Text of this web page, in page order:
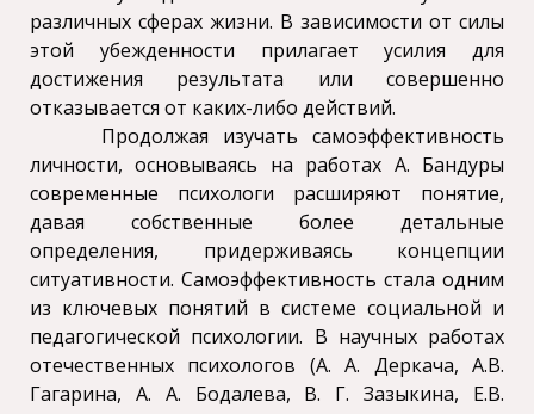
различных сферах жизни. В зависимости от силы
этой убежденности прилагает усилия для
достижения результата или совершенно
отказывается от каких-либо действий.
Продолжая изучать самоэффективность
личности, основываясь на работах А. Бандуры
современные психологи расширяют понятие,
давая собственные более детальные
определения, придерживаясь концепции
ситуативности. Самоэффективность стала одним
из ключевых понятий в системе социальной и
педагогической психологии. В научных работах
отечественных психологов (А. А. Деркача, А.В.
Гагарина, А. А. Бодалева, В. Г. Зазыкина, Е.В.